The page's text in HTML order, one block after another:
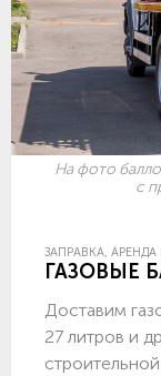
На фото
с
ЗАПРАВКА,
ГАЗОВЫЕ
Доставим
27 литров и